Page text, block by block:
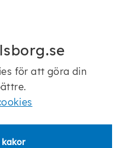
för att göra din
kakor